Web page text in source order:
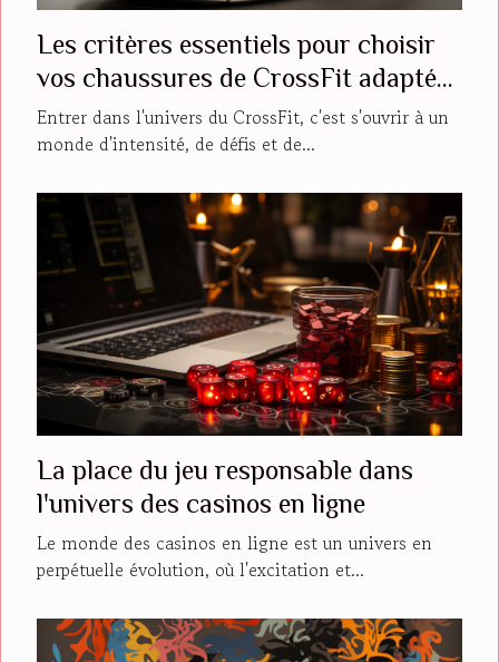
Les critères essentiels pour choisir
vos chaussures de CrossFit adaptées
à votre niveau
Entrer dans l'univers du CrossFit, c'est s'ouvrir à un
monde d'intensité, de défis et de...
La place du jeu responsable dans
l'univers des casinos en ligne
Le monde des casinos en ligne est un univers en
perpétuelle évolution, où l'excitation et...